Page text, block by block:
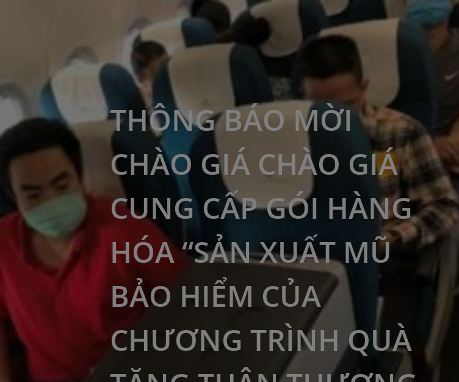
THÔNG BÁO MỜI
CHÀO GIÁ CHÀO GIÁ
CUNG CẤP GÓI HÀNG
HÓA “SẢN XUẤT MŨ
BẢO HIỂM CỦA
CHƯƠNG TRÌNH QUÀ